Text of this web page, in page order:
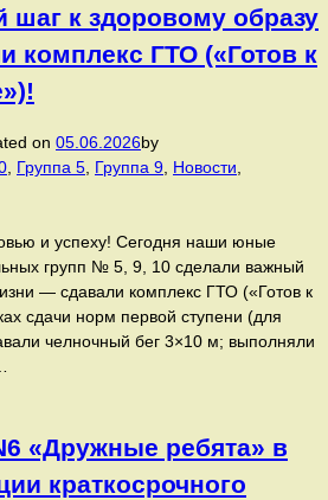
к здоровому образу
комплекс ГТО («Готов к
on 05.06.2026by
Группа 5 Группа 9 Новости
и успеху! Сегодня наши юные
групп № 5, 9, 10 сделали важный
— сдавали комплекс ГТО («Готов к
сдачи норм первой ступени (для
челночный бег 3×10 м; выполняли
«Дружные ребята» в
краткосрочного